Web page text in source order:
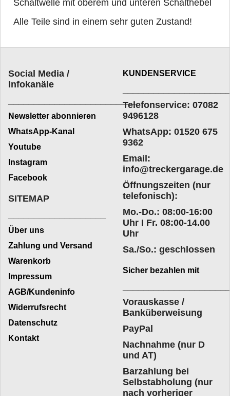
Schaltwelle mit oberem und unteren Schalthebel
Alle Teile sind in einem sehr guten Zustand!
Social Media /
Infokanäle
_________________________
Newsletter abonnieren
WhatsApp-Kanal
Youtube
Instagram
Facebook
KUNDENSERVICE
Telefonservice: 07082
9496128
WhatsApp: 01520 675
9362
Email:
info@treckergarage.de
Öffnungszeiten (nur
telefonisch):
Mo.-Do.: 08:00-16:00
Uhr I Fr. 08:00-14.00
Uhr
Sa./So.: geschlossen
SITEMAP
Über uns
Zahlung und Versand
Warenkorb
Impressum
AGB/Kundeninfo
Widerrufsrecht
Datenschutz
Kontakt
Sicher bezahlen mit
Vorauskasse /
Banküberweisung
PayPal
Nachnahme (nur D
und AT)
Barzahlung bei
Selbstabholung (nur
nach vorheriger